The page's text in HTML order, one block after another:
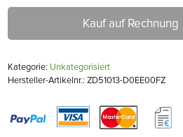
Kauf auf Rechnung
Kategorie: Unkategorisiert
Hersteller-Artikelnr.: ZD51013-D0EE00FZ